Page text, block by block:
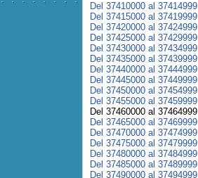
Del 37410000 al 37414999
Del 37415000 al 37419999
Del 37420000 al 37424999
Del 37425000 al 37429999
Del 37430000 al 37434999
Del 37435000 al 37439999
Del 37440000 al 37444999
Del 37445000 al 37449999
Del 37450000 al 37454999
Del 37455000 al 37459999
Del 37460000 al 37464999
Del 37465000 al 37469999
Del 37470000 al 37474999
Del 37475000 al 37479999
Del 37480000 al 37484999
Del 37485000 al 37489999
Del 37490000 al 37494999